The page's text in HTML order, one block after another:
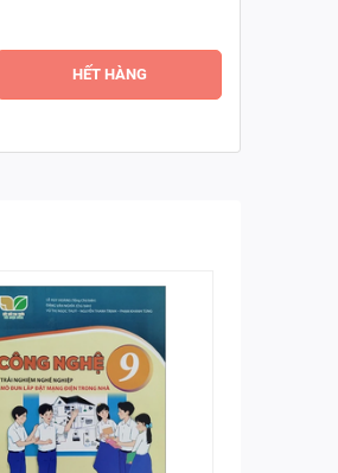
HẾT HÀNG